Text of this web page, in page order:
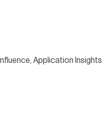
Application Insights